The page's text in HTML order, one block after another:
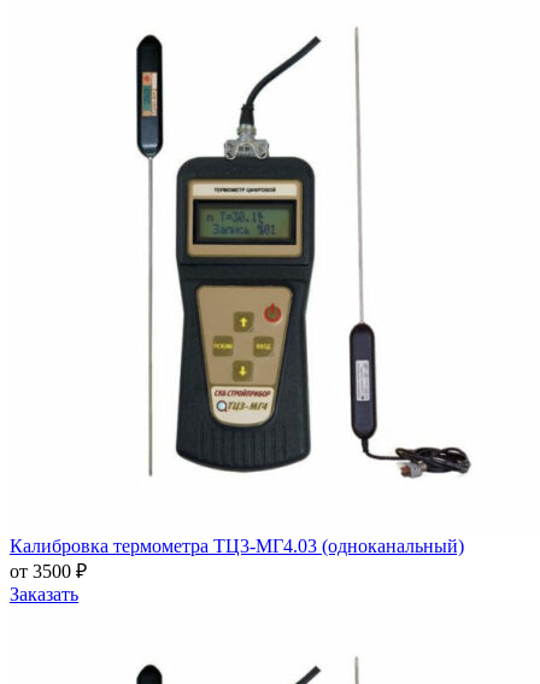
Калибровка термометра ТЦ3-МГ4.03 (одноканальный)
от 3500 ₽
Заказать